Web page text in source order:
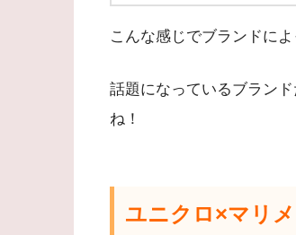
こんな感じでブランドに
話題になっているブラン
ね！
ユニクロ×マリ